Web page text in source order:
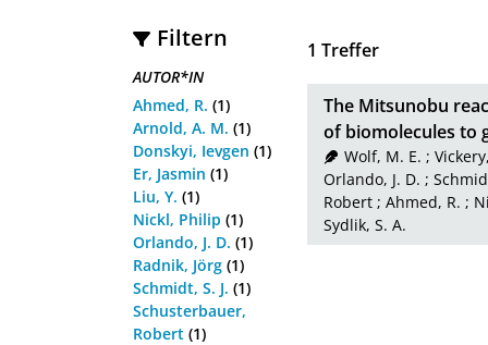
Filtern
AUTOR*IN
Ahmed, R. (1)
Arnold, A. M. (1)
Donskyi, Ievgen (1)
Er, Jasmin (1)
Liu, Y. (1)
Nickl, Philip (1)
Orlando, J. D. (1)
Radnik, Jörg (1)
Schmidt, S. J. (1)
Schusterbauer,
Robert (1)
1 Treffer
The Mitsunobu
of biomolecules to
Wolf, M. E. ;
Orlando, J. D. ;
Robert ; Ahmed, R. ;
Sydlik, S. A.